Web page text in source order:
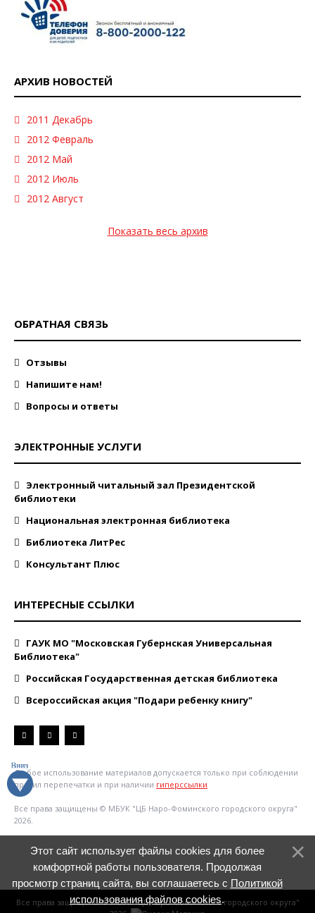
АРХИВ НОВОСТЕЙ
2011 Декабрь
2012 Февраль
2012 Май
2012 Июль
2012 Август
Показать весь архив
ОБРАТНАЯ СВЯЗЬ
Отзывы
Напишите нам!
Вопросы и ответы
ЭЛЕКТРОННЫЕ УСЛУГИ
Электронный читальный зал Президентской
библиотеки
Национальная электронная библиотека
Библиотека ЛитРес
Консультант Плюс
ИНТЕРЕСНЫЕ ССЫЛКИ
ГАУК МО "Московская Губернская Универсальная
Библиотека"
Российская Государственная детская библиотека
Всероссийская акция "Подари ребенку книгу"
Любое использование материалов допускается только при соблюдении
правил перепечатки и при наличии гиперссылки
Все права защищены © МБУК "ЦБ Наро-Фоминского городского округа"
2026.
Все права защищены © МБУК "ЦБ Наро-Фоминского городского округа"
Этот сайт использует файлы cookies для более
комфортной работы пользователя. Продолжая
просмотр страниц сайта, вы соглашаетесь с Политикой
использования файлов cookies.